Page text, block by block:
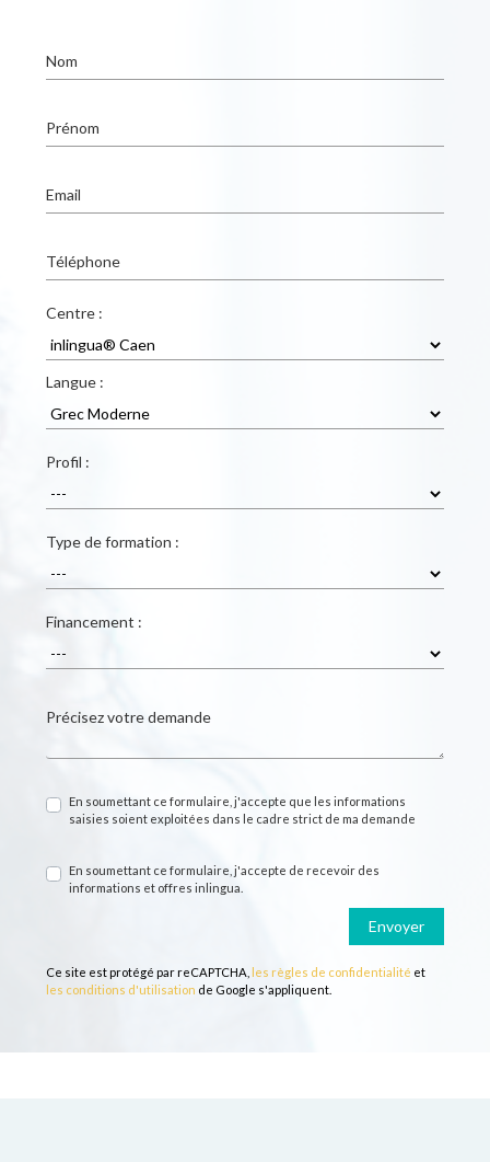
Nom
Prénom
Email
Téléphone
Centre :
Langue :
Profil :
Type de formation :
Financement :
Précisez votre demande
En soumettant ce formulaire, j'accepte que les informations
saisies soient exploitées dans le cadre strict de ma demande
En soumettant ce formulaire, j'accepte de recevoir des
informations et offres inlingua.
Envoyer
Ce site est protégé par reCAPTCHA, les règles de confidentialité et
les conditions d'utilisation de Google s'appliquent.